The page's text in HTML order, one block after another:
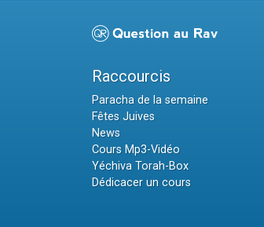
Raccourcis
Paracha de la semaine
Fêtes Juives
News
Cours Mp3-Vidéo
Yéchiva Torah-Box
Dédicacer un cours